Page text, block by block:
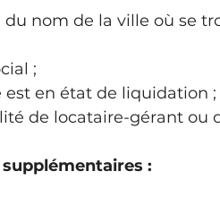
du nom de la ville où se
;
est en état de liquidation ;
de locataire-gérant ou
: